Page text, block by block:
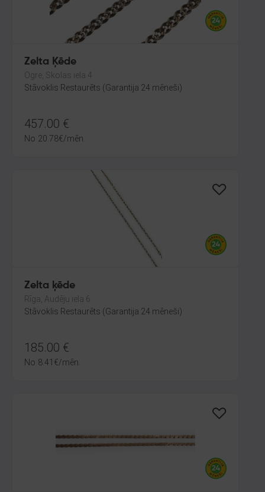
Zelta Ķēde
Ogre, Skolas iela 4
Stāvoklis Restaurēts (Garantija 24 mēneši)
457.00 €
No 20.78€/mēn.
Zelta ķēde
Rīga, Audēju iela 6
Stāvoklis Restaurēts (Garantija 24 mēneši)
185.00 €
No 8.41 €/mēn.